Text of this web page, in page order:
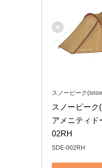
スノーピーク
スノーピーク
アメニティド
02RH
SDE-002RH